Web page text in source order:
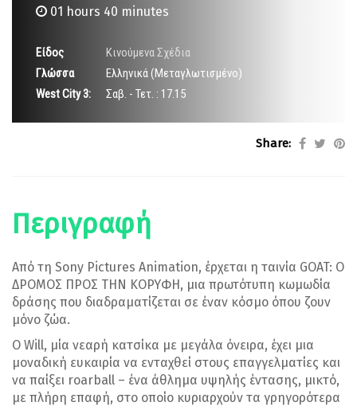
01 hours 40 minutes
Είδος
Κινούμενα Σχέδια
Γλώσσα
Ελληνικά (Μεταγλωτισμένο)
West City 3:
Σαβ. - Τετ. : 17.15
Share:
Περιγραφή
Από τη Sony Pictures Animation, έρχεται η ταινία GOAT: Ο
ΔΡΟΜΟΣ ΠΡΟΣ ΤΗΝ ΚΟΡΥΦΗ, μια πρωτότυπη κωμωδία
δράσης που διαδραματίζεται σε έναν κόσμο όπου ζουν
μόνο ζώα.
Ο Will, μία νεαρή κατσίκα με μεγάλα όνειρα, έχει μια
μοναδική ευκαιρία να ενταχθεί στους επαγγελματίες και
να παίξει roarball – ένα άθλημα υψηλής έντασης, μικτό,
με πλήρη επαφή, στο οποίο κυριαρχούν τα γρηγορότερα